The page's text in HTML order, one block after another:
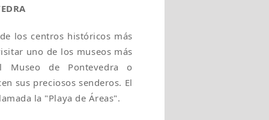
los centros históricos más
uno de los museos más
Museo de Pontevedra o
sus preciosos senderos. El
la "Playa de Áreas".